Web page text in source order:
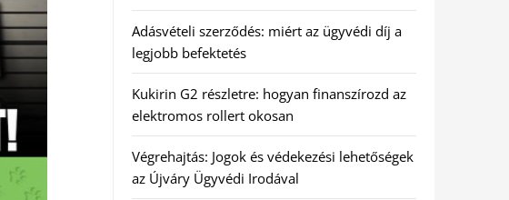
Adásvételi szerződés: miért az ügyvédi díj a
legjobb befektetés
Kukirin G2 részletre: hogyan finanszírozd az
elektromos rollert okosan
Végrehajtás: Jogok és védekezési lehetőségek
az Újváry Ügyvédi Irodával